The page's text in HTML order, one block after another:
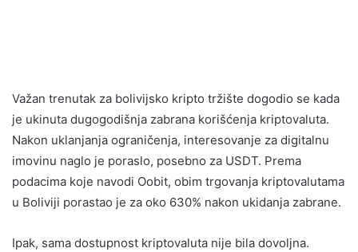
Važan trenutak za bolivijsko kripto tržište dogodio se kada
je ukinuta dugogodišnja zabrana korišćenja kriptovaluta.
Nakon uklanjanja ograničenja, interesovanje za digitalnu
imovinu naglo je poraslo, posebno za USDT. Prema
podacima koje navodi Oobit, obim trgovanja kriptovalutama
u Boliviji porastao je za oko 630% nakon ukidanja zabrane.
Ipak, sama dostupnost kriptovaluta nije bila dovoljna.